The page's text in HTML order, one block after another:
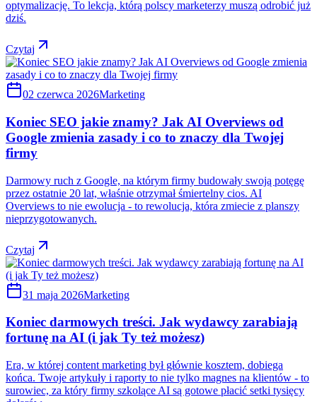
optymalizację. To lekcja, którą polscy marketerzy muszą odrobić już
dziś.
Czytaj
02 czerwca 2026Marketing
Koniec SEO jakie znamy? Jak AI Overviews od
Google zmienia zasady i co to znaczy dla Twojej
firmy
Darmowy ruch z Google, na którym firmy budowały swoją potęgę
przez ostatnie 20 lat, właśnie otrzymał śmiertelny cios. AI
Overviews to nie ewolucja - to rewolucja, która zmiecie z planszy
nieprzygotowanych.
Czytaj
31 maja 2026Marketing
Koniec darmowych treści. Jak wydawcy zarabiają
fortunę na AI (i jak Ty też możesz)
Era, w której content marketing był głównie kosztem, dobiega
końca. Twoje artykuły i raporty to nie tylko magnes na klientów - to
surowiec, za który firmy szkolące AI są gotowe płacić setki tysięcy